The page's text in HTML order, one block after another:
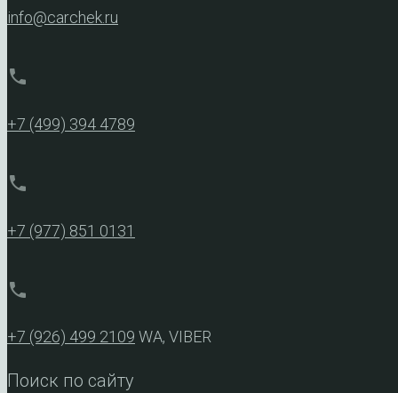
info@carchek.ru
phone
+7 (499) 394 4789
phone
+7 (977) 851 0131
phone
+7 (926) 499 2109 WA, VIBER
Поиск по сайту